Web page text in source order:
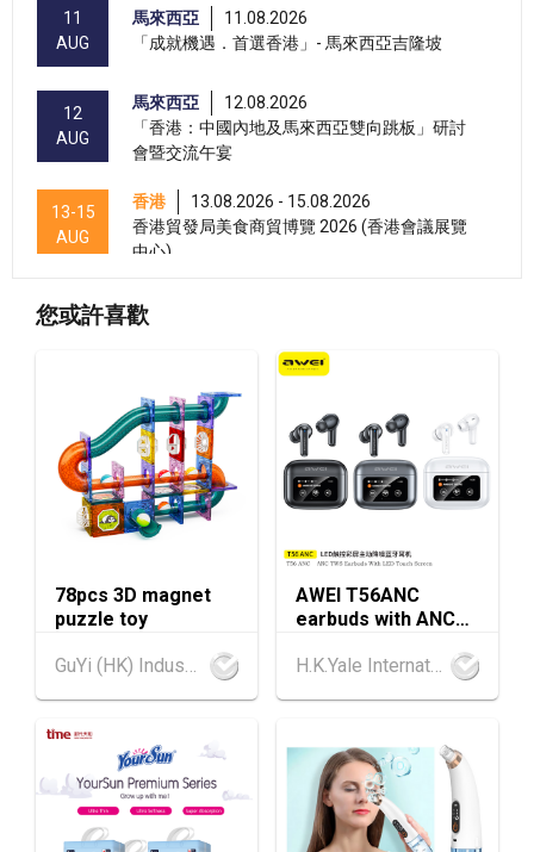
11
AUG
馬來西亞
11.08.2026
「成就機遇．首選香港」- 馬來西亞吉隆坡
12
AUG
馬來西亞
12.08.2026
「香港：中國內地及馬來西亞雙向跳板」研討
會暨交流午宴
13-15
AUG
香港
13.08.2026 - 15.08.2026
香港貿發局美食商貿博覽 2026 (香港會議展覽
中心)
13-15
香港
香港貿發局香港國際茶展 2026 (香港會議展覽
AUG
香港
13.08.2026 - 15.08.2026
國際現代化中醫藥及健康產品會議 2026 (香港
會議展覽中心)
13-17
AUG
香港
13.08.2026 - 17.08.2026
香港貿發局美與健生活博覽 2026 (香港會議展
13-17
AUG
香港
13.08.2026 - 17.08.2026
香港貿發局美食博覽 2026 (香港會議展覽中心)
13-17
AUG
13.08.2026 - 17.08.2026
覽中心)
25-27
AUG
中國內地
25.08.2026 - 27.08.2026
中國國際紡織⾯料及輔料（秋冬）博覽會 (202
6年8月25至27日)
您或許喜歡
78pcs 3D magnet
puzzle toy
GuYi (HK) Industrial Co.,Limited
AWEI T56ANC
earbuds with ANC
H.K.Yale International Industry Co., Limited